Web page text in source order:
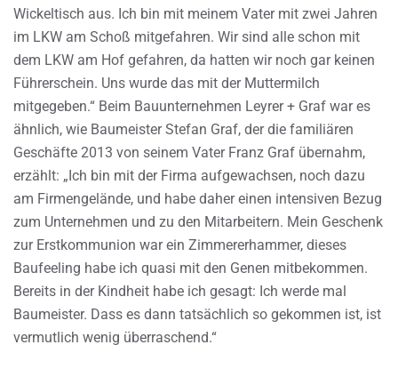
Wickeltisch aus. Ich bin mit meinem Vater mit zwei Jahren
im LKW am Schoß mitgefahren. Wir sind alle schon mit
dem LKW am Hof gefahren, da hatten wir noch gar keinen
Führerschein. Uns wurde das mit der Muttermilch
mitgegeben.“ Beim Bauunternehmen Leyrer + Graf war es
ähnlich, wie Baumeister Stefan Graf, der die familiären
Geschäfte 2013 von seinem Vater Franz Graf übernahm,
erzählt: „Ich bin mit der Firma aufgewachsen, noch dazu
am Firmengelände, und habe daher einen intensiven Bezug
zum Unternehmen und zu den Mitarbeitern. Mein Geschenk
zur Erstkommunion war ein Zimmererhammer, dieses
Baufeeling habe ich quasi mit den Genen mitbekommen.
Bereits in der Kindheit habe ich gesagt: Ich werde mal
Baumeister. Dass es dann tatsächlich so gekommen ist, ist
vermutlich wenig überraschend.“